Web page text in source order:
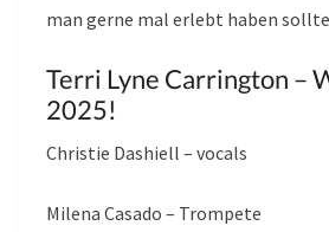
man gerne mal erlebt haben
Terri Lyne Carrington –
2025!
Christie Dashiell – vocals
Milena Casado – Trompete